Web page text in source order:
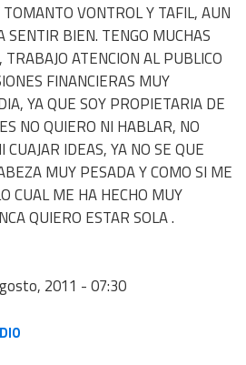
VONTROL Y TAFIL, AUN
SENTIR BIEN. TENGO MUCHAS
ATENCION AL PUBLICO
FINANCIERAS MUY
YA QUE SOY PROPIETARIA DE
NO QUIERO NI HABLAR, NO
CUAJAR IDEAS, YA NO SE QUE
MUY PESADA Y COMO SI ME
CUAL ME HA HECHO MUY
QUIERO ESTAR SOLA .
2011 - 07:30